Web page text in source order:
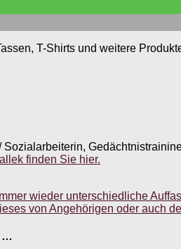
T-Shirts und weitere
finden Sie hier.
wieder unterschiedliche
von Angehörigen oder auch
…